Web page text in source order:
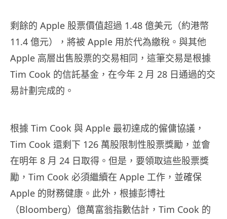
剩餘的 Apple 股票價值超過 1.48 億美元（約港幣
11.4 億元），將被 Apple 用於代為繳稅。與其他
Apple 高層出售股票的交易相同，這筆交易是根據
Tim Cook 的信託基金，在今年 2 月 28 日通過的交
易計劃完成的。
根據 Tim Cook 與 Apple 最初達成的僱傭協議，
Tim Cook 還剩下 126 萬股限制性股票獎勵，並會
在明年 8 月 24 日取得。但是，要領取這些股票獎
勵， Tim Cook 必須繼續在 Apple 工作，並確保
Apple 的財務健康。此外，根據彭博社
（Bloomberg）億萬富翁指數估計， Tim Cook 的